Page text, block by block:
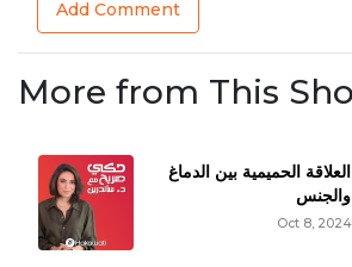
Add Comment
More from This
العلاقة الحميمية بين الدماغ
والجنس
Oct 8, 2024